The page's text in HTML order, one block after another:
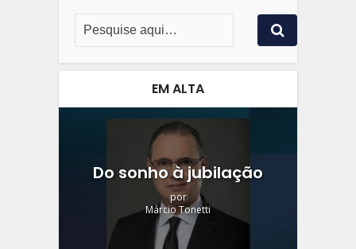
EM ALTA
Do sonho à jubilação
por
Márcio Tonetti